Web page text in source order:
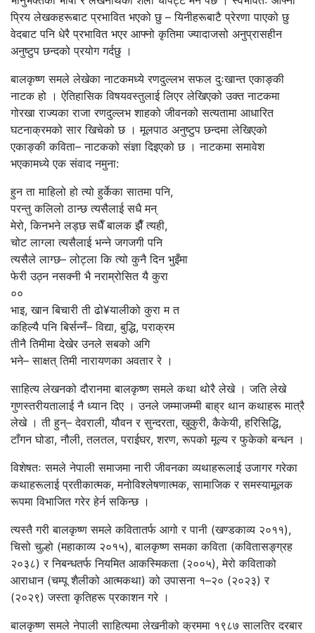
प्रिय लेखकहरूबाट प्रभावित भएको छु – यिनीहरूबाटै प्रेरणा पाएको छु
वेदबाट पनि धेरै प्रभावित भएर आफ्नो कृतिमा ज्यादाजसो अनुप्रासहीन
अनुष्टुप छन्दको प्रयोग गर्दछु ।
बालकृष्ण समले लेखेका नाटकमध्ये रणदुल्लभ सफल दुःखान्त एकाङ्की
नाटक हो । ऐतिहासिक विषयवस्तुलाई लिएर लेखिएको उक्त नाटकमा
गोरखा राज्यका राजा रणदुल्लभ शाहको जीवनको सत्यतामा आधारित
घटनाक्रमको सार खिचेको छ । मूलपाठ अनुष्टुप छन्दमा लेखिएको
एकाङ्की कविता– नाटकको संज्ञा दिइएको छ । नाटकमा समावेश
भएकामध्ये एक संवाद नमुना:
हुन ता माहिलो हो त्यो हुर्केका सातमा पनि,
परन्तु कलिलो ठान्छ त्यसैलाई सधै मन्
मेरो, किनभने लड्छ सधैँ बालक झैँ त्यही,
चोट लाग्ला त्यसैलाई भन्ने जगजगी पनि
त्यसैले लाग्छ– लोट्ला कि त्यो कुनै दिन भुइँमा
फेरी उठ्न नसक्नी भै नराम्रोसित यै कुरा
००
भाइ, खान बिचारी ती ढो¥यालीको कुरा म त
कहिल्यै पनि बिर्सन्नँ– विद्या, बुद्धि, पराक्रम
तीनै तिमीमा देखेर उनले सबको अगि
भने– साक्षत् तिमी नारायणका अवतार रे ।
साहित्य लेखनको दौरानमा बालकृष्ण समले कथा थोरै लेखे । जति लेखे
गुणस्तरीयतालाई नै ध्यान दिए । उनले जम्माजम्मी बाह्र थान कथाहरू मात्रै
लेखे । ती हुन्– देवराली, यौवन र सुन्दरता, खुकुरी, कैकेयी, हरिसिद्धि,
टाँगन घोडा, नौली, तलतल, पराईघर, शरण, रूपको मूल्य र फुकेको बन्धन ।
विशेषतः समले नेपाली समाजमा नारी जीवनका व्यथाहरूलाई उजागर गरेका
कथाहरूलाई प्रतीकात्मक, मनोविश्लेषणात्मक, सामाजिक र समस्यामूलक
रूपमा विभाजित गरेर हेर्न सकिन्छ ।
त्यस्तै गरी बालकृष्ण समले कवितातर्फ आगो र पानी (खण्डकाव्य २०११),
चिसो चुल्हो (महाकाव्य २०१५), बालकृष्ण समका कविता (कवितासङ्ग्रह
२०३८) र निबन्धतर्फ नियमित आकस्मिकता (२००५), मेरो कविताको
आराधान (चम्पू शैलीको आत्मकथा) को उपासना १–२० (२०२३) र
(२०२९) जस्ता कृतिहरू प्रकाशन गरे ।
बालकृष्ण समले नेपाली साहित्यमा लेखनीको क्रममा १९८७ सालतिर दरबार